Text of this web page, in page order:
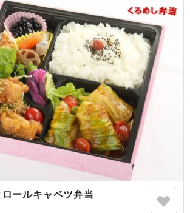
うわけではなく、しっかり染みた味付け
ケ・撮影›ロケ
区栄2022/02/25
ールキャベツ弁当